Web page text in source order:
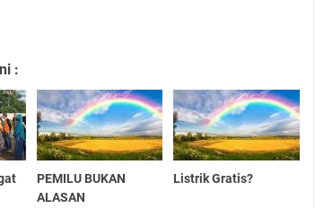
:
PEMILU BUKAN
ALASAN
Listrik Gratis?